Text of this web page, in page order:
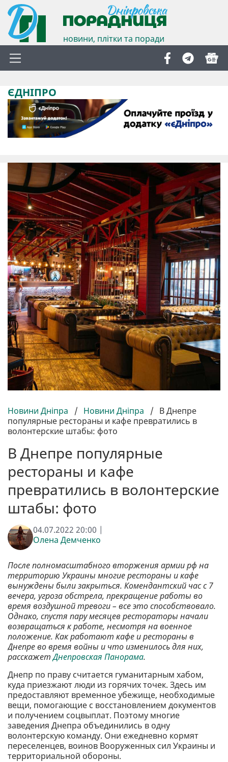
новини, плітки та поради
ЄДНІПРО
Новини Дніпра / Новини Дніпра / В Днепре
популярные рестораны и кафе превратились в
волонтерские штабы: фото
В Днепре популярные
рестораны и кафе
превратились в волонтерские
штабы: фото
04.07.2022 20:00 |
Олена Демченко
После полномасштабного вторжения армии рф на
территорию Украины многие рестораны и кафе
вынуждены были закрыться. Комендантский час с 7
вечера, угроза обстрела, прекращение работы во
время воздушной тревоги – все это способствовало.
Однако, спустя пару месяцев рестораторы начали
возвращаться к работе, несмотря на военное
положение. Как работают кафе и рестораны в
Днепре во время войны и что изменилось для них,
расскажетДнепровская Панорама.
Днепр по праву считается гуманитарным хабом,
куда приезжают люди из горячих точек. Здесь им
предоставляют временное убежище, необходимые
вещи, помогающие с восстановлением документов
и получением соцвыплат. Поэтому многие
заведения Днепра объединились в одну
волонтерскую команду. Они ежедневно кормят
переселенцев, воинов Вооруженных сил Украины и
территориальной обороны.